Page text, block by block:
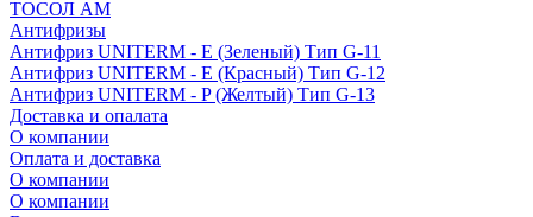
ТОСОЛ АМ
Антифризы
Антифриз UNITERM - E (Зеленый) Тип G-11
Антифриз UNITERM - E (Красный) Тип G-12
Антифриз UNITERM - P (Желтый) Тип G-13
Доставка и опалата
О компании
Оплата и доставка
О компании
О компании